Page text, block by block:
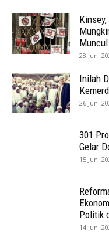
28 Juni
Inilah
26 Juni
301
Gelar
15 Juni
Politik
14 Juni